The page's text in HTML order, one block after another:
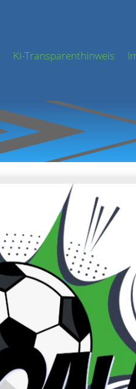
KI-Transparenthinweis